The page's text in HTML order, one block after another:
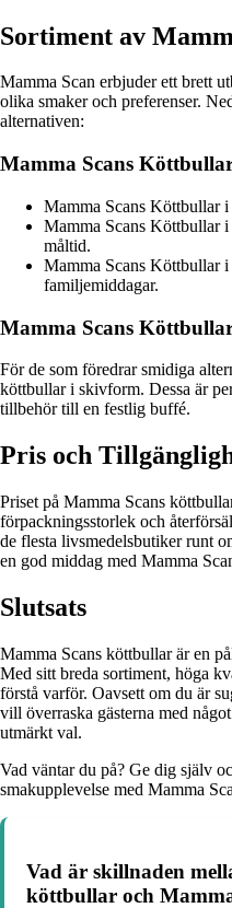
Sortiment av
Mamma Scan erbjuder ett brett
olika smaker och preferenser.
alternativen:
Mamma Scans
Mamma Scans Köttbullar
Mamma Scans Köttbullar
måltid.
Mamma Scans Köttbullar
familjemiddagar.
Mamma Scans
För de som föredrar smidiga
köttbullar i skivform. Dessa är
tillbehör till en festlig buffé.
Pris och
Priset på Mamma Scans
förpackningsstorlek och
de flesta livsmedelsbutiker runt
en god middag med Mamma
Slutsats
Mamma Scans köttbullar är en
Med sitt breda sortiment, höga
förstå varför. Oavsett om du är
vill överraska gästerna med
utmärkt val.
Vad väntar du på? Ge dig själv
smakupplevelse med Mamma
Vad är skillnaden
köttbullar och